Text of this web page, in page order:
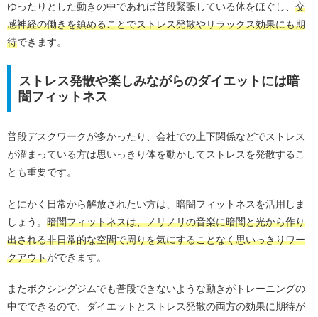
ゆったりとした動きの中であれば普段緊張している体をほぐし、 交
感神経の働きを鎮めることでストレス発散やリラックス効果にも期
待できます。
ストレス発散や楽しみながらのダイエットには暗
闇フィットネス
普段デスクワークが多かったり、会社での上下関係などでストレス
が溜まっている方は思いっきり体を動かしてストレスを発散するこ
とも重要です。
とにかく日常から解放されたい方は、暗闇フィットネスを活用しま
しょう。 暗闇フィットネスは、ノリノリの音楽に暗闇と光から作り
出される非日常的な空間で周りを気にすることなく思いっきりワー
クアウトができます。
またボクシングジムでも普段できないような動きがトレーニングの
中でできるので、ダイエットとストレス発散の両方の効果に期待が